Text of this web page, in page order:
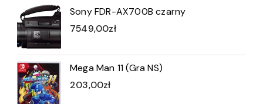
Sony FDR-AX700B czarny
7549,00zł
Mega Man 11 (Gra NS)
203,00zł